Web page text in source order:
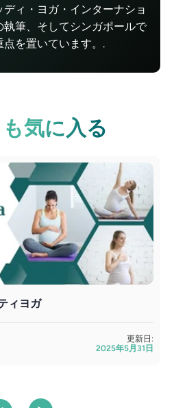
ィ・ヨガ・インターナショ
筆、そしてシンガポールで
を置いています。.
も気に入る
ィヨガ
更新日:
2025年5月31日